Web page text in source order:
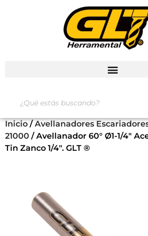
Inicio / Avellanadores
21000 / Avellanador 60° Ø1-1/4″
Tin Zanco 1/4″. GLT ®